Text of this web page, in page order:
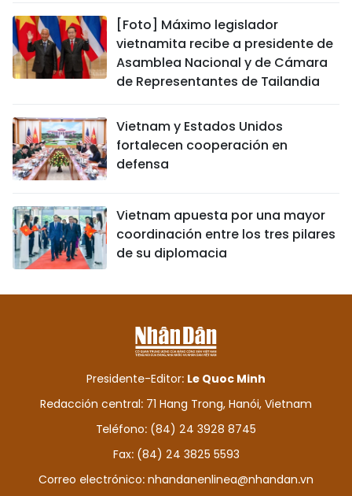
[Foto] Máximo legislador
vietnamita recibe a presidente de
Asamblea Nacional y de Cámara
de Representantes de Tailandia
Vietnam y Estados Unidos
fortalecen cooperación en
defensa
Vietnam apuesta por una mayor
coordinación entre los tres pilares
de su diplomacia
Presidente-Editor: Le Quoc Minh
Redacción central: 71 Hang Trong, Hanói, Vietnam
Teléfono: (84) 24 3928 8745
Fax: (84) 24 3825 5593
Correo electrónico: nhandanenlinea@nhandan.vn